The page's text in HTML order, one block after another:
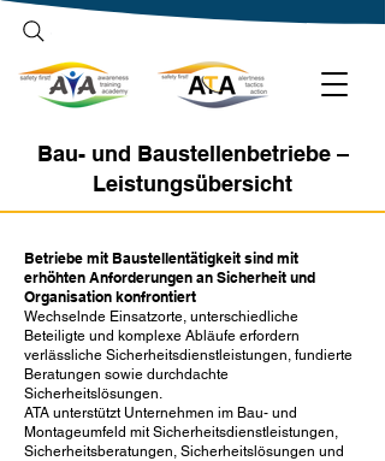
Bau- und Baustellenbetriebe –
Leistungsübersicht
Betriebe mit Baustellentätigkeit sind mit
erhöhten Anforderungen an Sicherheit und
Organisation konfrontiert
Wechselnde Einsatzorte, unterschiedliche
Beteiligte und komplexe Abläufe erfordern
verlässliche Sicherheitsdienstleistungen, fundierte
Beratungen sowie durchdachte
Sicherheitslösungen.
ATA unterstützt Unternehmen im Bau- und
Montageumfeld mit Sicherheitsdienstleistungen,
Sicherheitsberatungen, Sicherheitslösungen und